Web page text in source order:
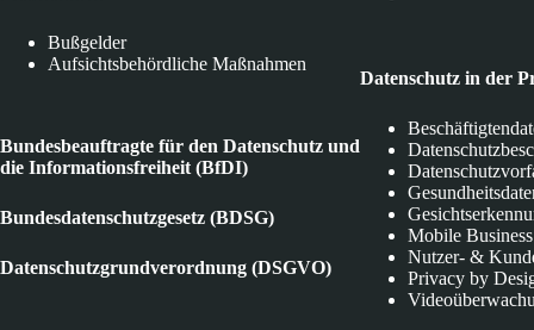
Bußgelder
Aufsichtsbehördliche Maßnahmen
Bundesbeauftragte für den Datenschutz und
die Informationsfreiheit (BfDI)
Bundesdatenschutzgesetz (BDSG)
Datenschutzgrundverordnung (DSGVO)
Datenschutz in der
Mobile Business
Nutzer- &
Privacy by